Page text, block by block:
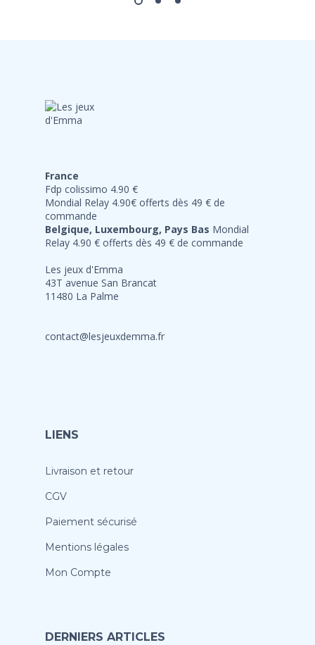
France
Fdp colissimo 4.90 €
Mondial Relay 4.90€ offerts dès 49 € de
commande
Belgique, Luxembourg, Pays Bas Mondial
Relay 4.90 € offerts dès 49 € de commande
Les jeux d'Emma
43T avenue San Brancat
11480 La Palme
contact@lesjeuxdemma.fr
LIENS
Livraison et retour
CGV
Paiement sécurisé
Mentions légales
Mon Compte
DERNIERS ARTICLES